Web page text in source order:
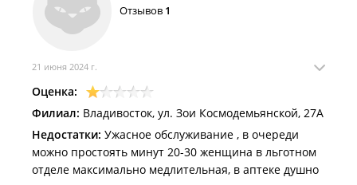
Отзывов 1
21 июня 2024 г.
Оценка:
Филиал: Владивосток, ул. Зои Космодемьянской, 27А
Недостатки: Ужасное обслуживание , в очереди
можно простоять минут 20-30 женщина в льготном
отделе максимально медлительная, в аптеке душно